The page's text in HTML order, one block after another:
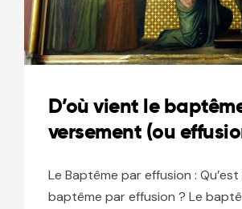
D’où vient le
versement (ou
Le Baptême par effusion :
baptême par effusion ? Le